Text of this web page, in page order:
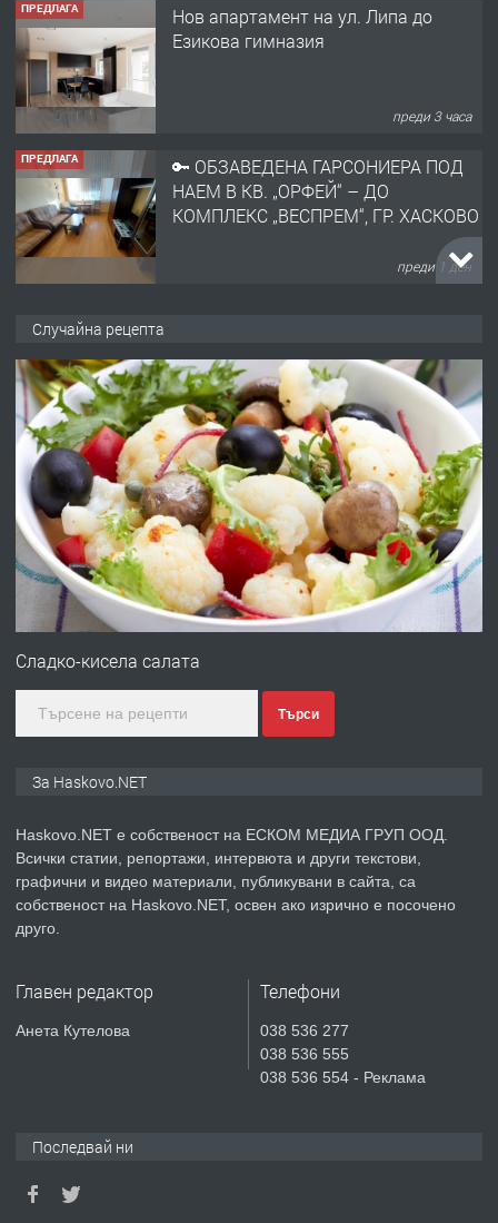
ПРЕДЛАГА
Нов апартамент на ул. Липа до
Езикова гимназия
преди 3 часа
ПРЕДЛАГА
🔑 ОБЗАВЕДЕНА ГАРСОНИЕРА ПОД
НАЕМ В КВ. „ОРФЕЙ“ – ДО
КОМПЛЕКС „ВЕСПРЕМ“, ГР. ХАСКОВО
преди 1 ден
АПАРТАМЕНТ В ЦЕНТЪРА НА ГР.
ХАСКОВО
преди 2 дни
ПРЕДЛАГА Давам гараж под наем
преди 2 дни
ПРЕДЛАГА
№4120 Магазин/Офис под наем в кв.
градската градина!
преди 3 дни
ПРЕДЛАГА
Продавам парцел в гр. Хасково кв.
СГЛОБЯВАНЕ НА МЕБЕЛИ.
Случайна рецепта
Сладко-кисела салата
Търси
За Haskovo.NET
Haskovo.NET е собственост на ЕСКОМ МЕДИА ГРУП ООД.
Всички статии, репортажи, интервюта и други текстови,
графични и видео материали, публикувани в сайта, са
собственост на Haskovo.NET, освен ако изрично е посочено
друго.
Главен редактор
Анета Кутелова
Телефони
038 536 277
038 536 555
038 536 554 - Реклама
Последвай ни